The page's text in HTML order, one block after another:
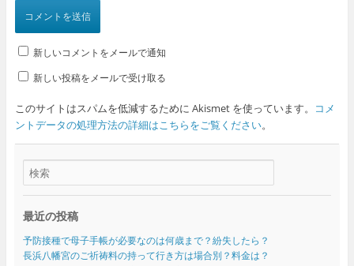
新しいコメントをメールで通知
新しい投稿をメールで受け取る
このサイトはスパムを低減するために Akismet を使っています。
コメ
ントデータの処理方法の詳細はこちらをご覧ください。
最近の投稿
予防接種で母子手帳が必要なのは何歳まで？紛失したら？
長浜八幡宮のご祈祷料の持って行き方は場合別？料金は？